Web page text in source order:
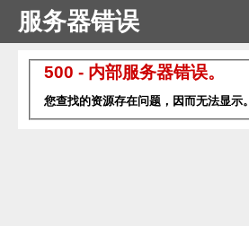
服务器错误
500 - 内部服务器错误。
您查找的资源存在问题，因而无法显示。